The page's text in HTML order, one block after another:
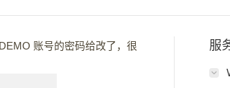
账号的密码给改了，很 服